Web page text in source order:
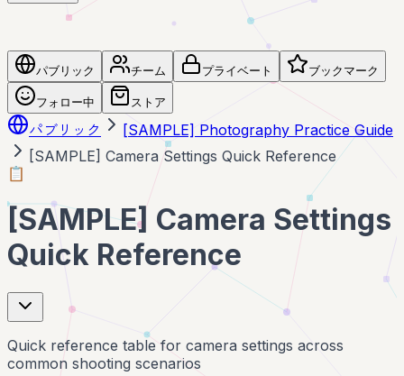
パブリック チーム プライベート ブックマーク
フォロー中 ストア
パブリック
[SAMPLE] Photography Practice Guide
[SAMPLE] Camera Settings Quick Reference
📋
[SAMPLE] Camera Settings
Quick Reference
Quick reference table for camera settings across
common shooting scenarios